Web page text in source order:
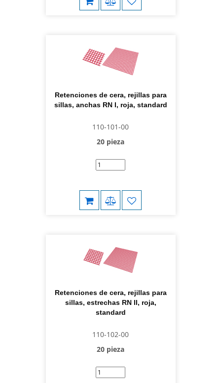
Retenciones de cera, rejillas para
sillas, anchas RN I, roja, standard
110-101-00
20 pieza
Retenciones de cera, rejillas para
sillas, estrechas RN II, roja,
standard
110-102-00
20 pieza